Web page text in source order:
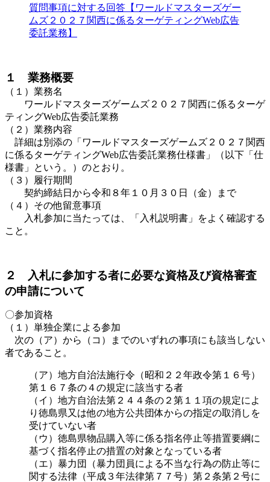
質問事項に対する回答【ワールドマスターズゲー
ムズ２０２７関西に係るターゲティングWeb広告
委託業務】
１ 業務概要
（１）業務名
ワールドマスターズゲームズ２０２７関西に係るターゲ
ティングWeb広告委託業務
（２）業務内容
詳細は別添の「ワールドマスターズゲームズ２０２７関西
に係るターゲティングWeb広告委託業務仕様書」（以下「仕
様書」という。）のとおり。
（３）履行期間
契約締結日から令和８年１０月３０日（金）まで
（４）その他留意事項
入札参加に当たっては、「入札説明書」をよく確認する
こと。
２ 入札に参加する者に必要な資格及び資格審査
の申請について
〇参加資格
（１）単独企業による参加
次の（ア）から（コ）までのいずれの事項にも該当しない
者であること。
（ア）地方自治法施行令（昭和２２年政令第１６号）
第１６７条の４の規定に該当する者
（イ）地方自治法第２４４条の２第１１項の規定によ
り徳島県又は他の地方公共団体からの指定の取消しを
受けていない者
（ウ）徳島県物品購入等に係る指名停止等措置要綱に
基づく指名停止の措置の対象となっている者
（エ）暴力団（暴力団員による不当な行為の防止等に
関する法律（平成３年法律第７７号）第２条第２号に